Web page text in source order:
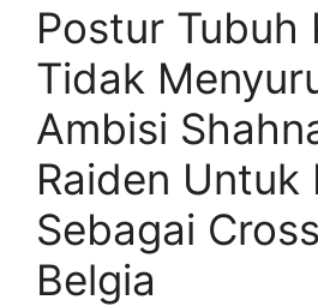
Postur Tubuh
Tidak
Ambisi
Raiden Untuk
Sebagai
Belgia